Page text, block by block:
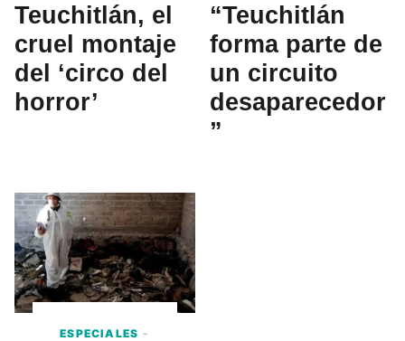
Teuchitlán, el
cruel montaje
del ‘circo del
horror’
“Teuchitlán
forma parte de
un circuito
desaparecedor
”
ESPECIALES -